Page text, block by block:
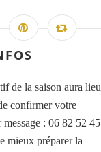
de la saison aura lieu
confirmer votre
: 06 82 52 45
mieux préparer la